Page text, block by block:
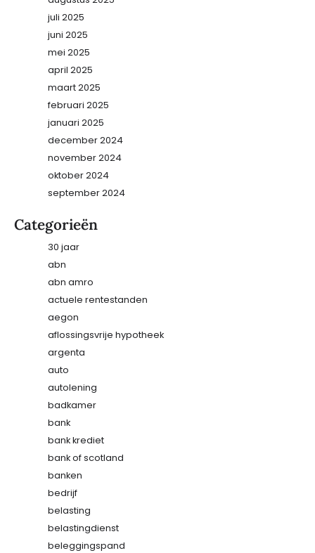
juli 2025
juni 2025
mei 2025
april 2025
maart 2025
februari 2025
januari 2025
december 2024
november 2024
oktober 2024
september 2024
Categorieën
30 jaar
abn
abn amro
actuele rentestanden
aegon
aflossingsvrije hypotheek
argenta
auto
autolening
badkamer
bank
bank krediet
bank of scotland
banken
bedrijf
belasting
belastingdienst
beleggingspand